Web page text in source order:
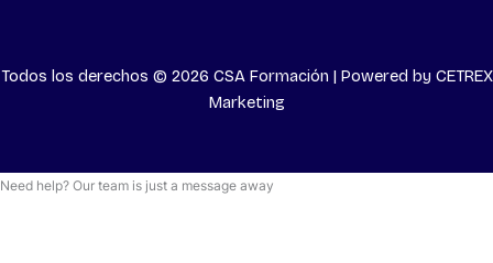
Todos los derechos © 2026 CSA Formación | Powered by CETREX
Marketing
Need help? Our team is just a message away